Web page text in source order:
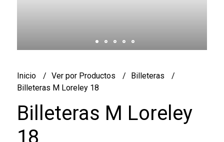
Inicio Ver por Productos
Billeteras
Billeteras M Loreley 18
Billeteras M Loreley
18